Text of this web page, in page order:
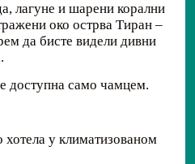
лагуне и шарени корални
око острва Тиран –
да бисте видели дивни
доступна само чамцем.
у климатизованом